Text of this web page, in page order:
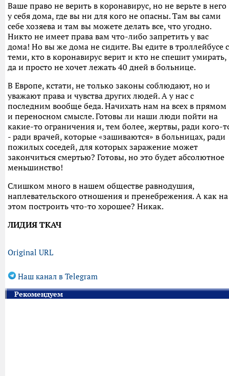
Ваше право не верить в коронавирус, но не верьте в него
у себя дома, где вы ни для кого не опасны. Там вы сами
себе хозяева и там вы можете делать все, что угодно.
Никто не имеет права вам что-либо запретить у вас
дома! Но вы же дома не сидите. Вы едите в троллейбусе с
теми, кто в коронавирус верит и кто не спешит умирать,
да и просто не хочет лежать 40 дней в больнице.
В Европе, кстати, не только законы соблюдают, но и
уважают права и чувства других людей. А у нас с
последним вообще беда. Начихать нам на всех в прямом
и переносном смысле. Готовы ли наши люди пойти на
какие-то ограничения и, тем более, жертвы, ради кого-
- ради врачей, которые «зашиваются» в больницах, ради
пожилых соседей, для которых заражение может
закончиться смертью? Готовы, но это будет абсолютное
меньшинство!
Слишком много в нашем обществе равнодушия,
наплевательского отношения и пренебрежения. А как на
этом построить что-то хорошее? Никак.
ЛИДИЯ ТКАЧ
Original URL
Наш канал в Telegram
Рекомендуем